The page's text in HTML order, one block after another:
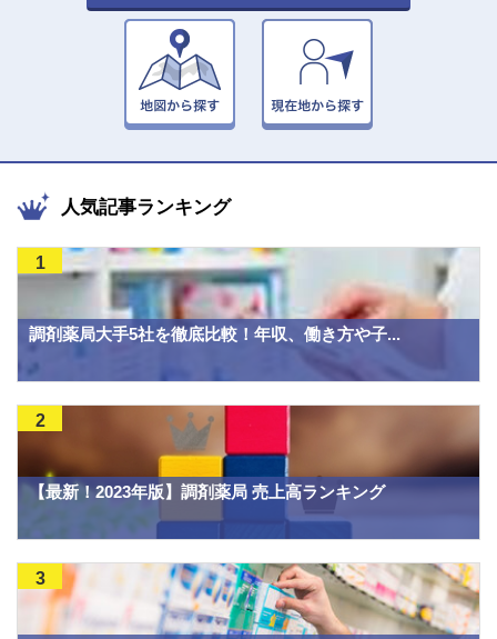
人気記事ランキング
調剤薬局大手5社を徹底比較！年収、働き方や子...
1
【最新！2023年版】調剤薬局 売上高ランキング
2
3